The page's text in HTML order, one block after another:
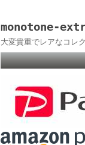
monotone-
大変貴重でレアなコレ